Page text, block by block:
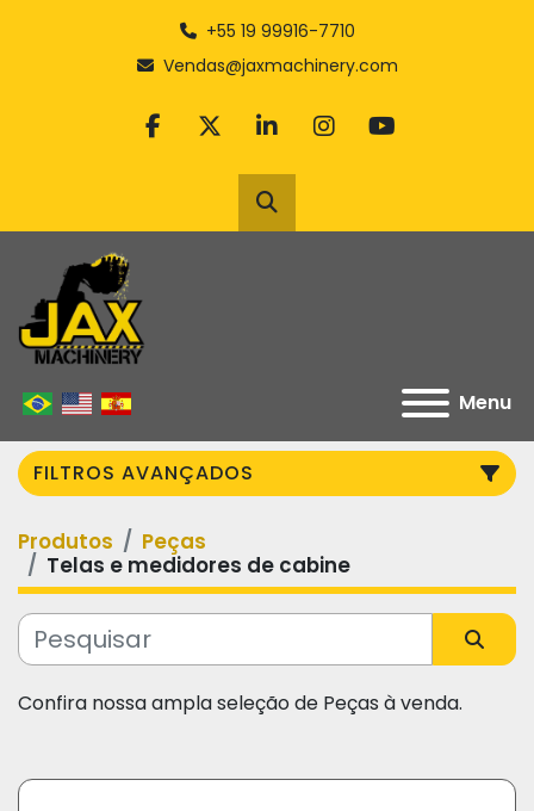
+55 19 99916-7710
Vendas@jaxmachinery.com
facebook
twitterlinkedininstagram
youtube
Pesquisar
Menu
FILTROS AVANÇADOS
Categoria
Fabricante
Modelo
Produtos
Peças
Telas e medidores de cabine
Confira nossa ampla seleção de Peças à venda.